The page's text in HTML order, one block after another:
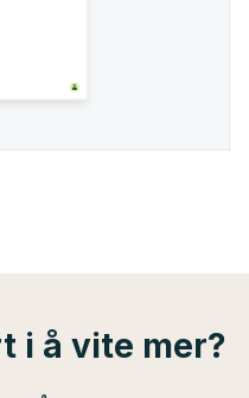
i å vite mer?